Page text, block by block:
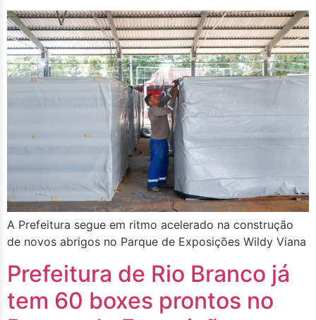
A Prefeitura segue em ritmo acelerado na construção
de novos abrigos no Parque de Exposições Wildy Viana
Prefeitura de Rio Branco já
tem 60 boxes prontos no